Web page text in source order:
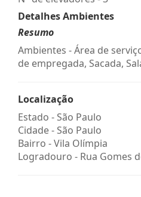
Detalhes Ambientes
Resumo
Ambientes - Área de
de empregada, Sacada,
Localização
Estado -São Paulo
Cidade -São Paulo
Bairro -Vila Olímpia
Logradouro - Rua Gomes